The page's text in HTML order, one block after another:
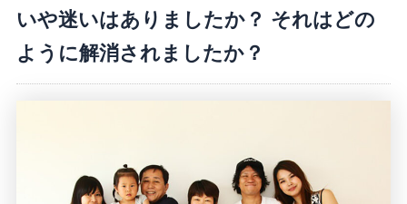
いや迷いはありましたか？ それはどの
ように解消されましたか？